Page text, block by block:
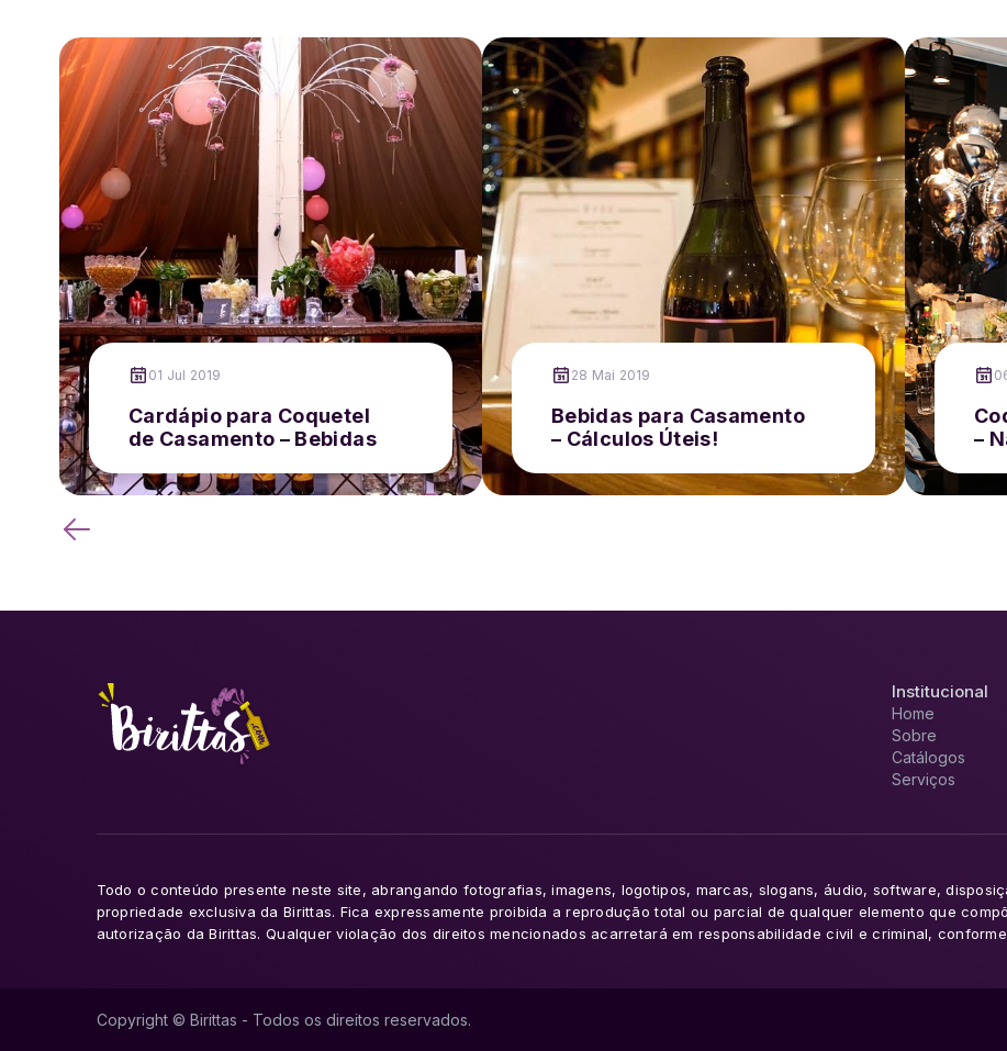
01 Jul 2019
Cardápio para Coquetel
de Casamento – Bebidas
28 Mai 2019
Bebidas para Casamento
– Cálculos Úteis!
–
Institucional
Home
Sobre
Catálogos
Serviços
Todo o conteúdo presente neste site, abrangando fotografias, imagens, logotipos, marcas, slogans, áudio, software,
propriedade exclusiva da Birittas. Fica expressamente proibida a reprodução total ou parcial de qualquer elemento que
autorização da Birittas. Qualquer violação dos direitos mencionados acarretará em responsabilidade civil e criminal, conforme
Copyright © Birittas - Todos os direitos reservados.